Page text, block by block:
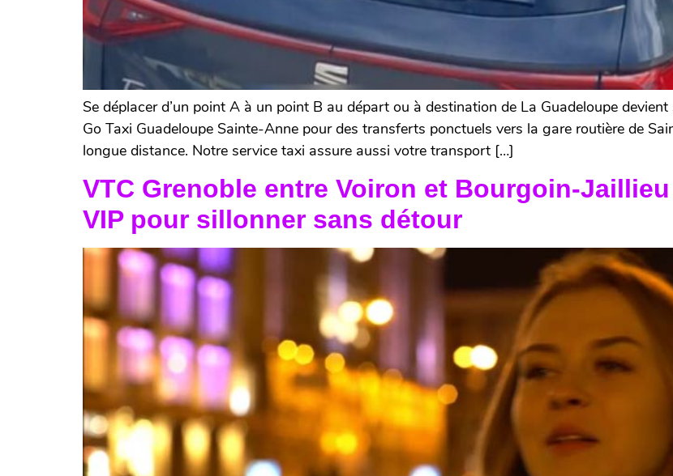
Se déplacer d’un point A à un point B au départ ou à destination de La Guadeloupe
Go Taxi Guadeloupe Sainte-Anne pour des transferts ponctuels vers la gare routière de
longue distance. Notre service taxi assure aussi votre transport […]
VTC Grenoble entre Voiron et Bourgoin-
VIP pour sillonner sans détour